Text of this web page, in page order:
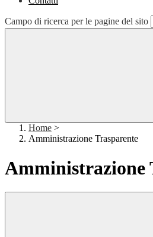
Campo di ricerca per le pagine del sito
Home >
Amministrazione Trasparente
Amministrazione